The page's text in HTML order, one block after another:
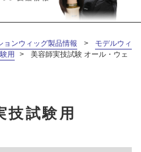
ョンウィッグ製品情報 >
モデルウィ
用 >
美容師実技試験 オール・ウェ
技試験用